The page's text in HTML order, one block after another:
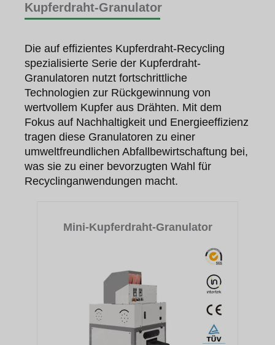
Kupferdraht-Granulator
Die auf effizientes Kupferdraht-Recycling
spezialisierte Serie der Kupferdraht-
Granulatoren nutzt fortschrittliche
Technologien zur Rückgewinnung von
wertvollem Kupfer aus Drähten. Mit dem
Fokus auf Nachhaltigkeit und Energieeffizienz
tragen diese Granulatoren zu einer
umweltfreundlichen Abfallbewirtschaftung bei,
was sie zu einer bevorzugten Wahl für
Recyclinganwendungen macht.
Mini-Kupferdraht-Granulator